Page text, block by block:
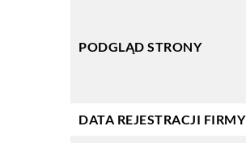
PODGLĄD STRONY
DATA REJESTRACJI FIRMY